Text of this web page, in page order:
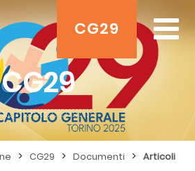
CG29
CG29
> CG29 > Documenti > Articoli